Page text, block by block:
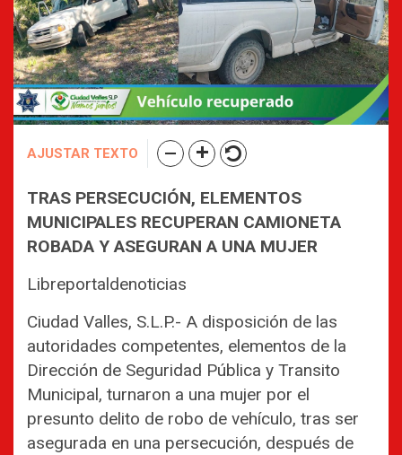
AJUSTAR TEXTO
TRAS PERSECUCIÓN, ELEMENTOS
MUNICIPALES RECUPERAN CAMIONETA
ROBADA Y ASEGURAN A UNA MUJER
Libreportaldenoticias
Ciudad Valles, S.L.P.- A disposición de las
autoridades competentes, elementos de la
Dirección de Seguridad Pública y Transito
Municipal, turnaron a una mujer por el
presunto delito de robo de vehículo, tras ser
asegurada en una persecución, después de